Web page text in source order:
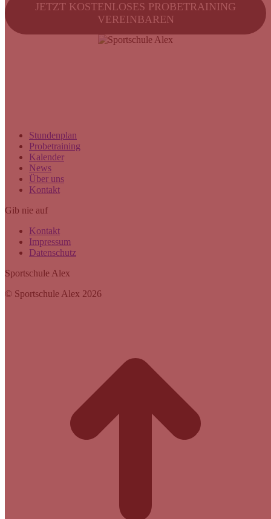
JETZT KOSTENLOSES PROBETRAINING
VEREINBAREN
Stundenplan
Probetraining
Kalender
News
Über uns
Kontakt
Gib nie auf
Kontakt
Impressum
Datenschutz
Sportschule Alex
© Sportschule Alex 2026